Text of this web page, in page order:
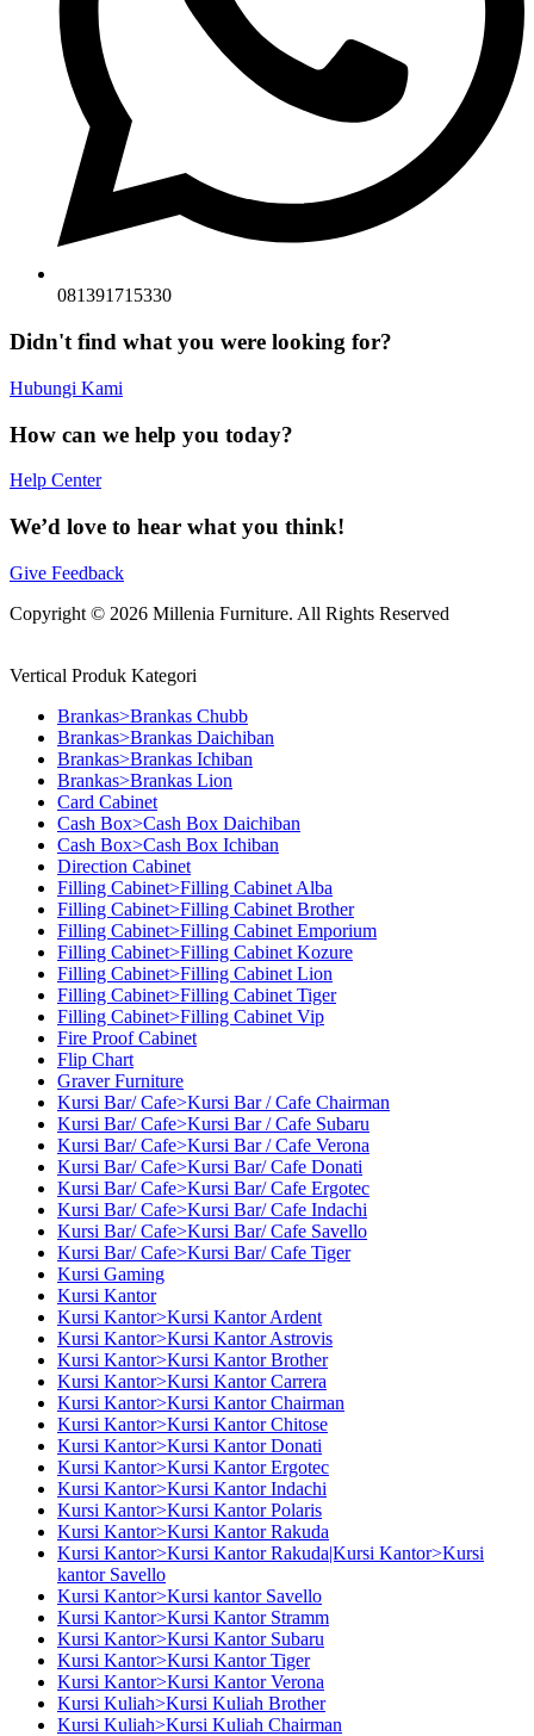
081391715330
Didn't find what you were looking for?
Hubungi Kami
How can we help you today?
Help Center
We’d love to hear what you think!
Give Feedback
Copyright © 2026 Millenia Furniture. All Rights Reserved
Vertical Produk Kategori
Brankas>Brankas Chubb
Brankas>Brankas Daichiban
Brankas>Brankas Ichiban
Brankas>Brankas Lion
Card Cabinet
Cash Box>Cash Box Daichiban
Cash Box>Cash Box Ichiban
Direction Cabinet
Filling Cabinet>Filling Cabinet Alba
Filling Cabinet>Filling Cabinet Brother
Filling Cabinet>Filling Cabinet Emporium
Filling Cabinet>Filling Cabinet Kozure
Filling Cabinet>Filling Cabinet Lion
Filling Cabinet>Filling Cabinet Tiger
Filling Cabinet>Filling Cabinet Vip
Fire Proof Cabinet
Flip Chart
Graver Furniture
Kursi Bar/ Cafe>Kursi Bar / Cafe Chairman
Kursi Bar/ Cafe>Kursi Bar / Cafe Subaru
Kursi Bar/ Cafe>Kursi Bar / Cafe Verona
Kursi Bar/ Cafe>Kursi Bar/ Cafe Donati
Kursi Bar/ Cafe>Kursi Bar/ Cafe Ergotec
Kursi Bar/ Cafe>Kursi Bar/ Cafe Indachi
Kursi Bar/ Cafe>Kursi Bar/ Cafe Savello
Kursi Bar/ Cafe>Kursi Bar/ Cafe Tiger
Kursi Gaming
Kursi Kantor
Kursi Kantor>Kursi Kantor Ardent
Kursi Kantor>Kursi Kantor Astrovis
Kursi Kantor>Kursi Kantor Brother
Kursi Kantor>Kursi Kantor Carrera
Kursi Kantor>Kursi Kantor Chairman
Kursi Kantor>Kursi Kantor Chitose
Kursi Kantor>Kursi Kantor Donati
Kursi Kantor>Kursi Kantor Ergotec
Kursi Kantor>Kursi Kantor Indachi
Kursi Kantor>Kursi Kantor Polaris
Kursi Kantor>Kursi Kantor Rakuda
Kursi Kantor>Kursi Kantor Rakuda|Kursi Kantor>Kursi
kantor Savello
Kursi Kantor>Kursi kantor Savello
Kursi Kantor>Kursi Kantor Stramm
Kursi Kantor>Kursi Kantor Subaru
Kursi Kantor>Kursi Kantor Tiger
Kursi Kantor>Kursi Kantor Verona
Kursi Kuliah>Kursi Kuliah Brother
Kursi Kuliah>Kursi Kuliah Chairman